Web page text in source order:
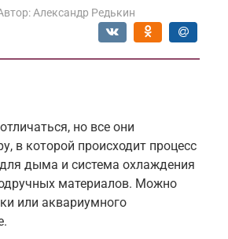
Александр Редькин
но все они
в которой происходит процесс
дыма и система охлаждения
материалов. Можно
или аквариумного